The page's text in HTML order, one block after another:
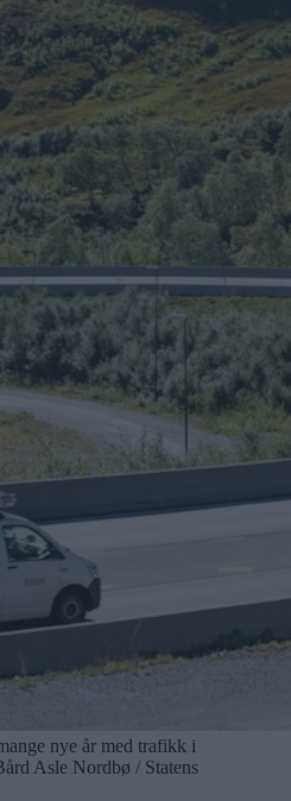
nye år med trafikk i
Asle Nordbø / Statens